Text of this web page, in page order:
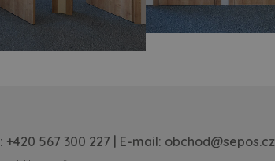
+420 567 300 227 | E-mail: obchod@sepos.cz